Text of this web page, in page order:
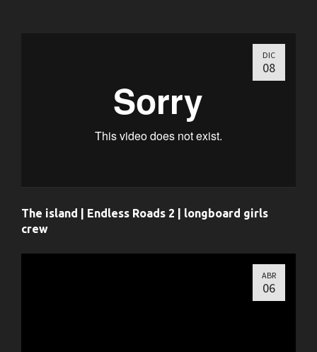
DIC
08
The island | Endless Roads 2 | longboard girls
crew
ABR
06